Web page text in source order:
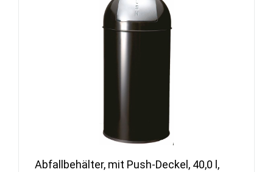
Abfallbehälter, mit Push-Deckel, 40,0 l,